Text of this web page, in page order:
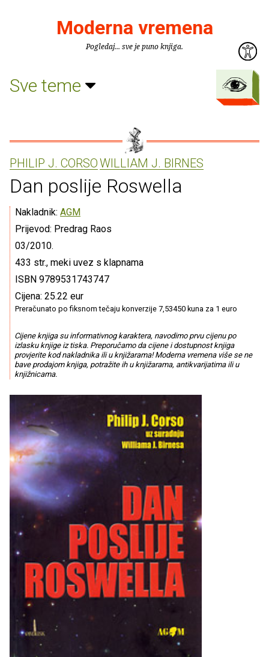
Moderna vremena
Pogledaj... sve je puno knjiga.
Sve teme
PHILIP J. CORSOWILLIAM J. BIRNES
Dan poslije Roswella
Nakladnik: AGM
Prijevod: Predrag Raos
03/2010.
433 str., meki uvez s klapnama
ISBN 9789531743747
Cijena: 25.22 eur
Preračunato po fiksnom tečaju konverzije 7,53450 kuna za 1 euro
Cijene knjiga su informativnog karaktera, navodimo prvu cijenu po
izlasku knjige iz tiska. Preporučamo da cijene i dostupnost knjiga
provjerite kod nakladnika ili u knjižarama! Moderna vremena više se ne
bave prodajom knjiga, potražite ih u knjižarama, antikvarijatima ili u
knjižnicama.